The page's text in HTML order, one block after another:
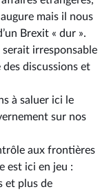
mais il nous
Brexit « dur ».
serait irresponsable
des discussions et
à saluer ici le
sur nos
aux frontières
est ici en jeu :
et plus de